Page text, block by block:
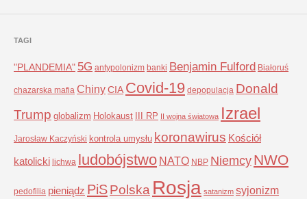
TAGI
"PLANDEMIA" 5G antypolonizm banki Benjamin Fulford Białoruś
chazarska mafia ChinyCIA Covid-19 depopulacja Donald
Trump globalizm Holokaust III RP II wojna światowa Izrael
Jarosław Kaczyński kontrola umysłu koronawirus Kościół
katolicki lichwa ludobójstwo NATO NBP NiemcyNWO
pedofilia pieniądz PiSPolska Rosja satanizm syjonizm